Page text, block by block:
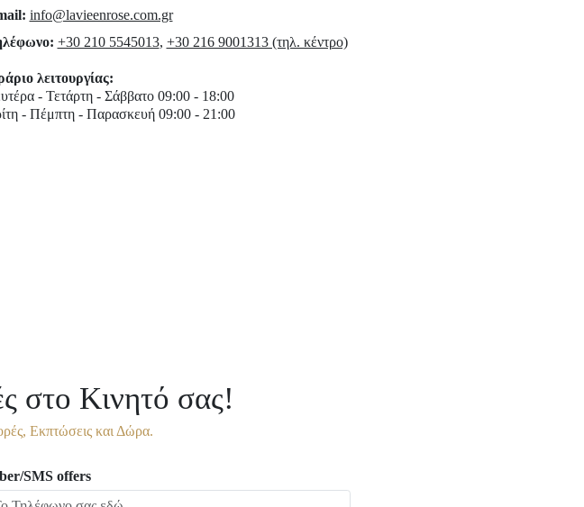
info@lavieenrose.com.gr
: +30 210 5545013, +30 216 9001313 (τηλ. κέντρο)
λειτουργίας:
- Τετάρτη - Σάββατο 09:00 - 18:00
- Πέμπτη - Παρασκευή 09:00 - 21:00
στο Κινητό σας!
Εκπτώσεις και Δώρα.
SMS offers